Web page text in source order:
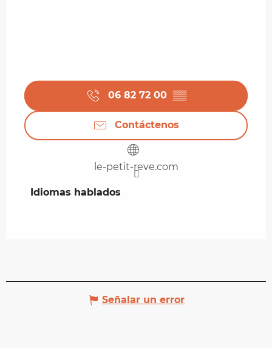
06 82 72 00 ▒▒
Contáctenos
le-petit-reve.com
Idiomas hablados
Idiomas hablados
Señalar un error